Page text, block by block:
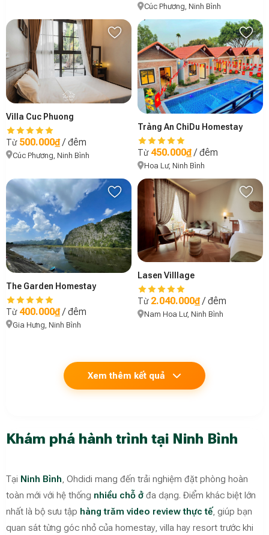
Cúc Phương, Ninh Bình
Villa Cuc Phuong
Từ 500.000₫/ đêm
Cúc Phương, Ninh Bình
Tràng An ChiDu Homestay
Từ 450.000₫/ đêm
Hoa Lư, Ninh Bình
The Garden Homestay
Từ 400.000₫/ đêm
Gia Hưng, Ninh Bình
Lasen Villlage
Từ 2.040.000₫/ đêm
Nam Hoa Lư, Ninh Bình
Xem thêm kết quả
Khám phá hành trình tại Ninh Bình
Tại Ninh Bình, Ohdidi mang đến trải nghiệm đặt phòng hoàn
toàn mới với hệ thống nhiều chỗ ở đa dạng. Điểm khác biệt lớn
nhất là bộ sưu tập hàng trăm video review thực tế, giúp bạn
quan sát từng góc nhỏ của homestay, villa hay resort trước khi